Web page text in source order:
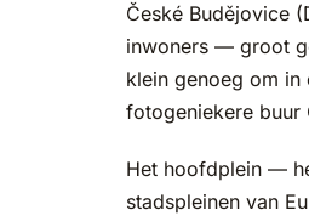
České Budějovice
inwoners — groot
klein genoeg om in
fotogeniekere buur
Het hoofdplein —
stadspleinen van